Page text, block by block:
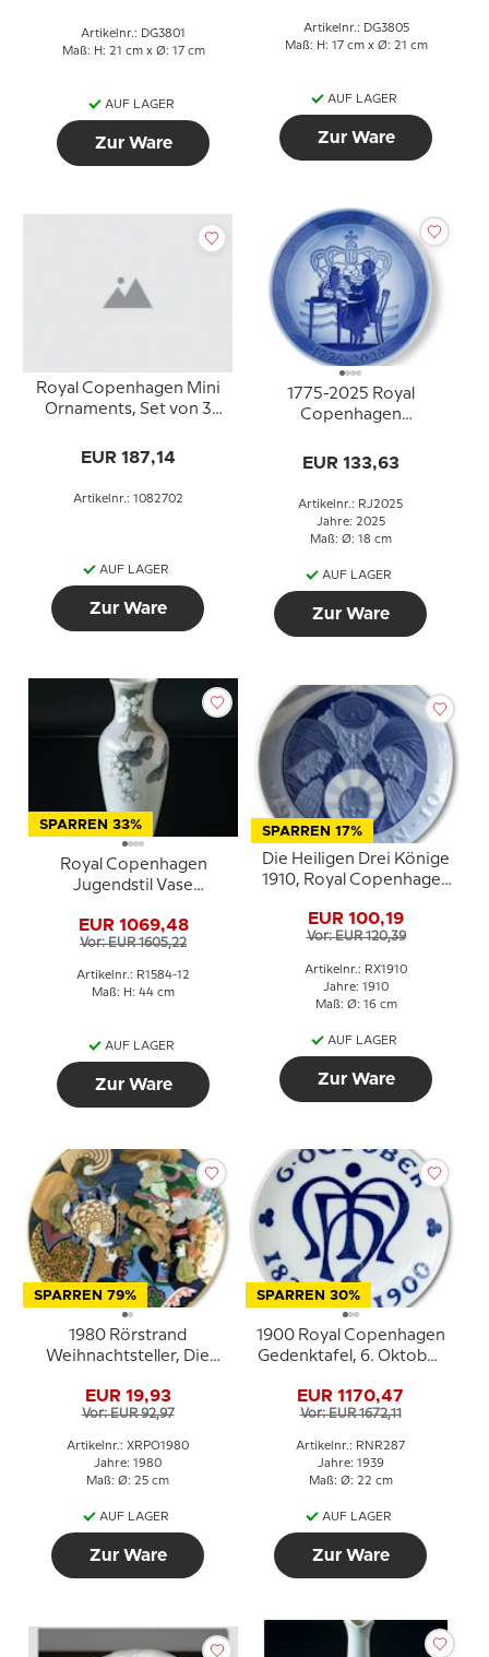
Artikelnr.: DG3801
Maß: H: 21 cm x Ø: 17 cm
AUF LAGER
Zur Ware
Artikelnr.: DG3805
Maß: H: 17 cm x Ø: 21 cm
AUF LAGER
Zur Ware
Royal Copenhagen Mini
Ornaments, Set von 3
EUR 187,14
Artikelnr.: 1082702
AUF LAGER
Zur Ware
1775-2025 Royal
Copenhagen
Geburtstag von Royal
EUR 133,63
Artikelnr.: RJ2025
Jahre: 2025
Maß: Ø: 18 cm
AUF LAGER
Zur Ware
SPARREN 33%
Royal Copenhagen
Jugendstil Vase
1922) Nr. 1584-12 Unica
EUR 1069,48
Vor: EUR 1605,22
Artikelnr.: R1584-12
Maß: H: 44 cm
AUF LAGER
Zur Ware
SPARREN 17%
Die Heiligen Drei Könige
1910, Royal Copenhagen
EUR 100,19
Vor: EUR 120,39
Artikelnr.: RX1910
Jahre: 1910
Maß: Ø: 16 cm
AUF LAGER
Zur Ware
SPARREN 79%
1980 Rörstrand
Weihnachtsteller, Die
EUR 19,93
Vor: EUR 92,97
Artikelnr.: XRPO1980
Jahre: 1980
Maß: Ø: 25 cm
AUF LAGER
Zur Ware
SPARREN 30%
1900 Royal Copenhagen
Gedenktafel, 6. Oktober
- Extrem selten !!!
EUR 1170,47
Vor: EUR 1672,11
Artikelnr.: RNR287
Jahre: 1939
Maß: Ø: 22 cm
AUF LAGER
Zur Ware